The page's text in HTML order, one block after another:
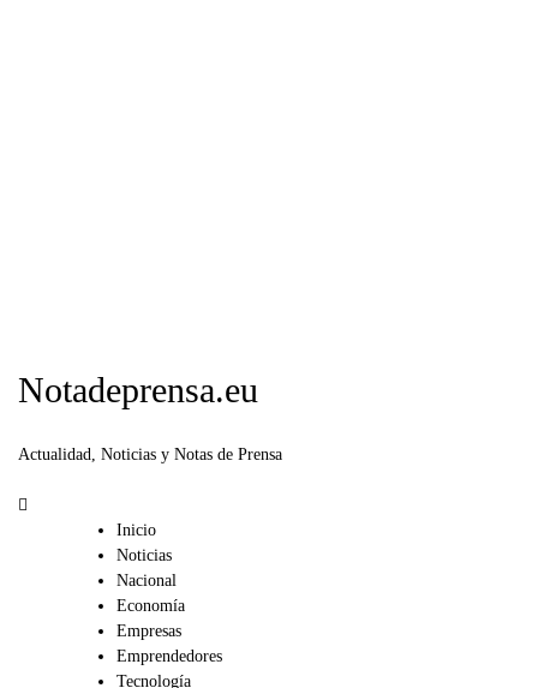
Notadeprensa.eu
Actualidad, Noticias y Notas de Prensa
Inicio
Noticias
Nacional
Economía
Empresas
Emprendedores
Tecnología